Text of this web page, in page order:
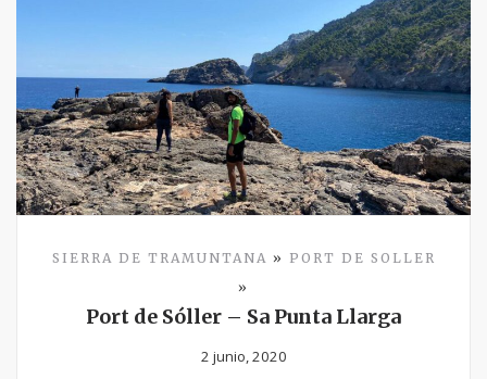
SIERRA DE TRAMUNTANA » PORT DE SOLLER
»
Port de Sóller – Sa Punta Llarga
2 junio, 2020